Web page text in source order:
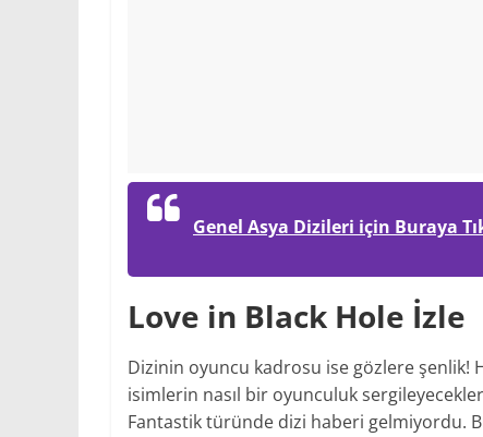
Genel Asya Dizileri için Buraya
Love in Black Hole İzle
Dizinin oyuncu kadrosu ise gözlere şenlik!
isimlerin nasıl bir oyunculuk
Fantastik türünde dizi haberi gelmiyordu.